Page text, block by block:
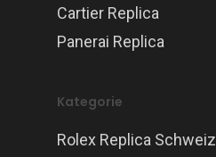
Cartier Replica
Panerai Replica
Kategorie
Rolex Replica Schweiz